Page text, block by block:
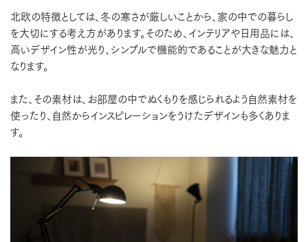
北欧の特徴としては、冬の寒さが厳しいことから、家の中での暮らし
を大切にする考え方があります。そのため、インテリアや日用品には、
高いデザイン性が光り、シンプルで機能的であることが大きな魅力と
なります。
また、その素材は、お部屋の中でぬくもりを感じられるよう自然素材を
使ったり、自然からインスピレーションをうけたデザインも多くありま
す。